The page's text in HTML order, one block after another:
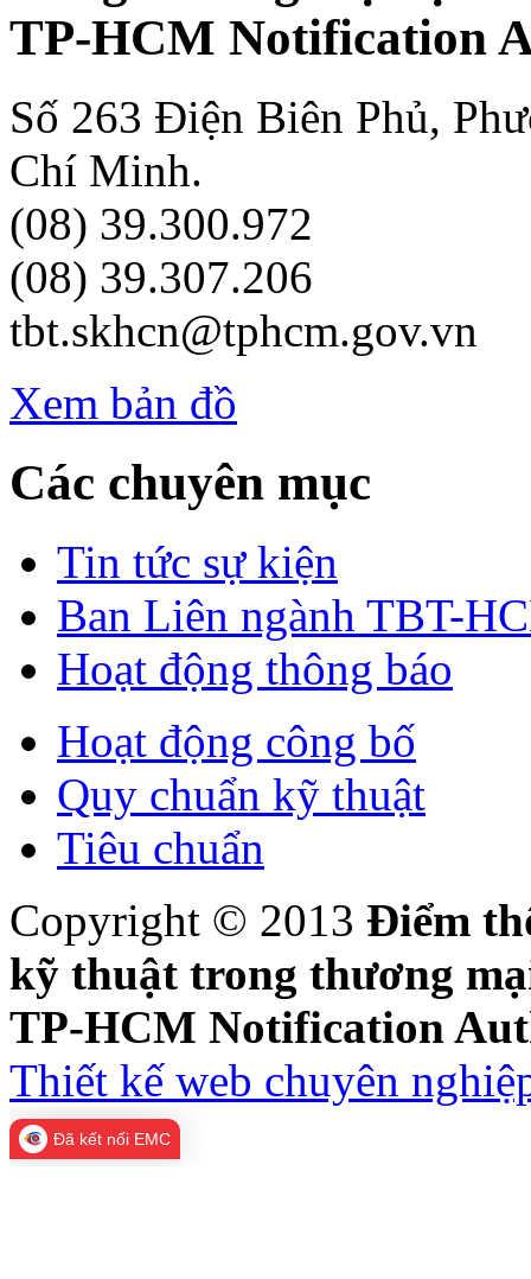
TP-HCM Notification
Số 263 Điện Biên Phủ,
Chí Minh.
(08) 39.300.972
(08) 39.307.206
tbt.skhcn@tphcm.gov.vn
Xem bản đồ
Các chuyên mục
Tin tức sự kiện
Ban Liên ngành TBT-
Hoạt động thông báo
Hoạt động công bố
Quy chuẩn kỹ thuật
Tiêu chuẩn
Copyright © 2013 Điểm
kỹ thuật trong thương
TP-HCM Notification
Thiết kế web chuyên
Đã kết nối EMC